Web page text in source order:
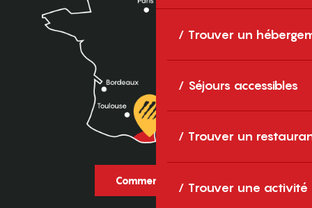
Trouver un
Séjours accessibles
Trouver un
Trouver une activité
Comment venir ?